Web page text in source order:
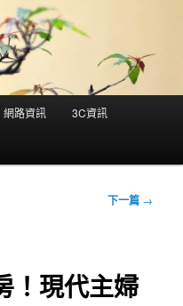
網路資訊 3C資訊
下一篇 →
！現代主婦